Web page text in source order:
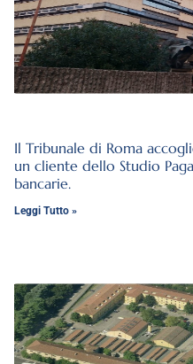
Il Tribunale di Roma
un cliente dello Studio
bancarie.
Leggi Tutto »